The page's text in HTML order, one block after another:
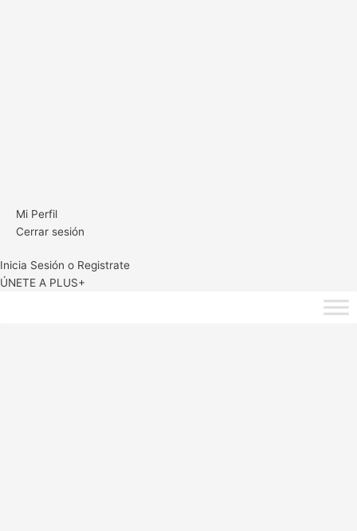
Mi Perfil
Cerrar sesión
Inicia Sesión o Registrate
ÚNETE A PLUS+